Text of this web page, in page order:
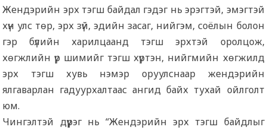
Жендэрийн эрх тэгш байдал гэдэг нь эрэгтэй, эмэгтэй
хүн улс төр, эрх зүй, эдийн засаг, нийгэм, соёлын болон
гэр бүлийн харилцаанд тэгш эрхтэй оролцож,
хөгжлийн үр шимийг тэгш хүртэн, нийгмийн хөгжилд
эрх тэгш хувь нэмэр оруулснаар жендэрийн
ялгаварлан гадуурхалтаас ангид байх тухай ойлголт
юм.
Чингэлтэй дүүрэг нь “Жендэрийн эрх тэгш байдлыг